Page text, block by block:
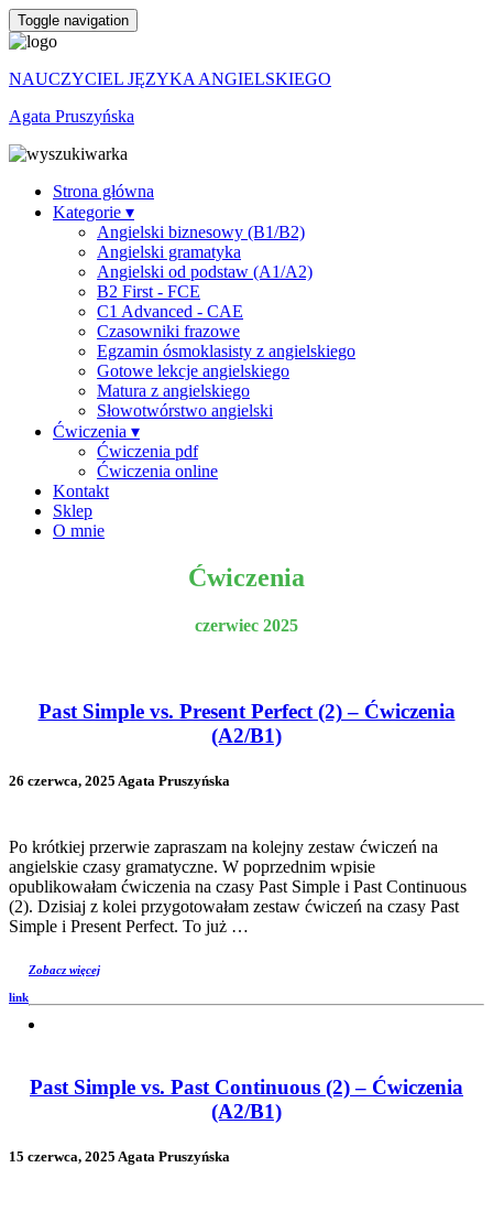
Toggle navigation
NAUCZYCIEL JĘZYKA ANGIELSKIEGO
Agata Pruszyńska
Strona główna
Kategorie ▾
Angielski biznesowy (B1/B2)
Angielski gramatyka
Angielski od podstaw (A1/A2)
B2 First - FCE
C1 Advanced - CAE
Czasowniki frazowe
Egzamin ósmoklasisty z angielskiego
Gotowe lekcje angielskiego
Matura z angielskiego
Słowotwórstwo angielski
Ćwiczenia ▾
Ćwiczenia pdf
Ćwiczenia online
Kontakt
Sklep
O mnie
Ćwiczenia
czerwiec 2025
Past Simple vs. Present Perfect (2) – Ćwiczenia
(A2/B1)
26 czerwca, 2025 Agata Pruszyńska
Po krótkiej przerwie zapraszam na kolejny zestaw ćwiczeń na
angielskie czasy gramatyczne. W poprzednim wpisie
opublikowałam ćwiczenia na czasy Past Simple i Past Continuous
(2). Dzisiaj z kolei przygotowałam zestaw ćwiczeń na czasy Past
Simple i Present Perfect. To już …
link
Zobacz więcej
Past Simple vs. Past Continuous (2) – Ćwiczenia
(A2/B1)
15 czerwca, 2025 Agata Pruszyńska